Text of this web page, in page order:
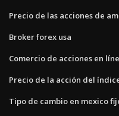
Precio de las acciones de
Broker forex usa
Comercio de acciones en
Precio de la acción del
Tipo de cambio en mexico